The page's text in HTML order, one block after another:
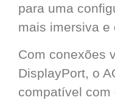
para uma
mais imersiva e
Com conexões
DisplayPort, o
compatível